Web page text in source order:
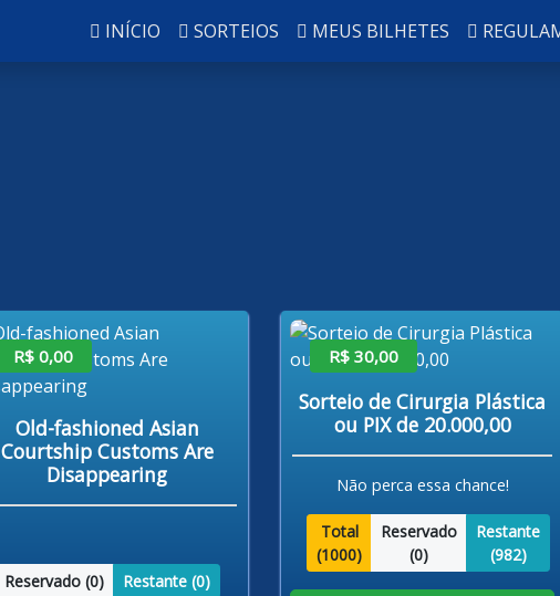
INÍCIO SORTEIOS MEUS BILHETES
R$ 0,00
Old-fashioned Asian
Courtship Customs Are
Disappearing
Reservado (0) Restante (0)
R$ 30,00
Sorteio de Cirurgia Plástica
ou PIX de 20.000,00
Não perca essa chance!
Total
(1000)
Reservado
(0)
Restante
(982)